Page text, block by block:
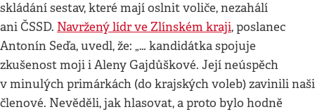
skládání sestav, které mají oslnit voliče, nezahálí
ani ČSSD. Navržený lídr ve Zlínském kraji, poslanec
Antonín Seďa, uvedl, že: „… kandidátka spojuje
zkušenost moji i Aleny Gajdůškové. Její neúspěch
v minulých primárkách (do krajských voleb) zavinili naši
členové. Nevěděli, jak hlasovat, a proto bylo hodně